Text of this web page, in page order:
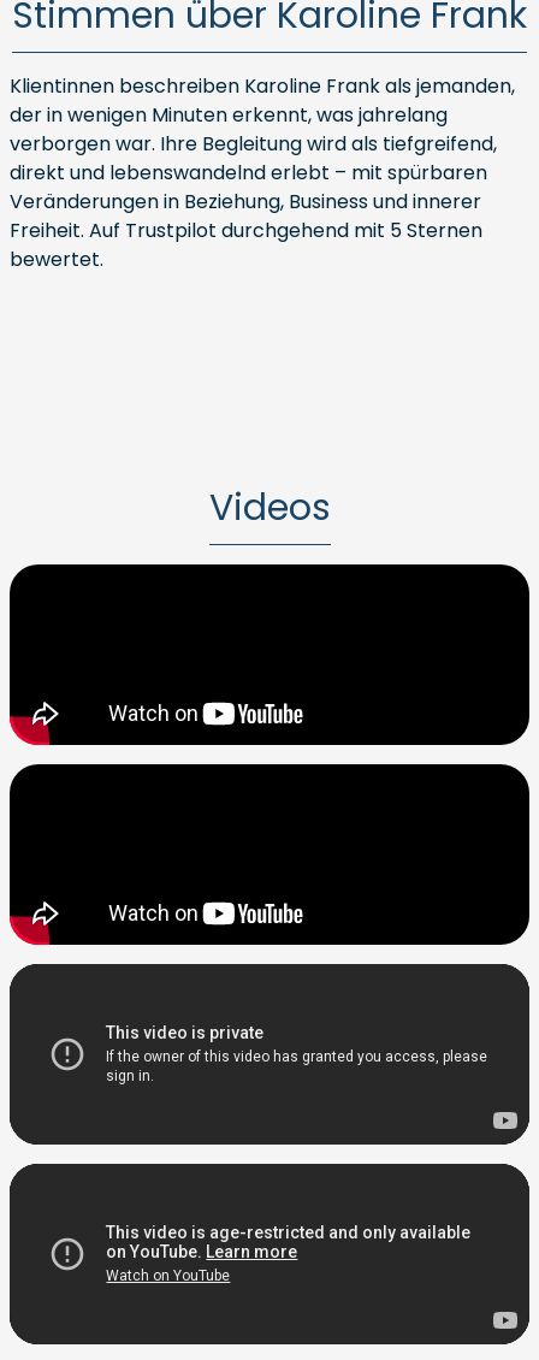
Stimmen über Karoline Frank
Klientinnen beschreiben Karoline Frank als jemanden,
der in wenigen Minuten erkennt, was jahrelang
verborgen war. Ihre Begleitung wird als tiefgreifend,
direkt und lebenswandelnd erlebt – mit spürbaren
Veränderungen in Beziehung, Business und innerer
Freiheit. Auf Trustpilot durchgehend mit 5 Sternen
bewertet.
Videos